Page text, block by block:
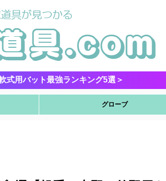
式用バット最強ランキング5選＞
グローブ